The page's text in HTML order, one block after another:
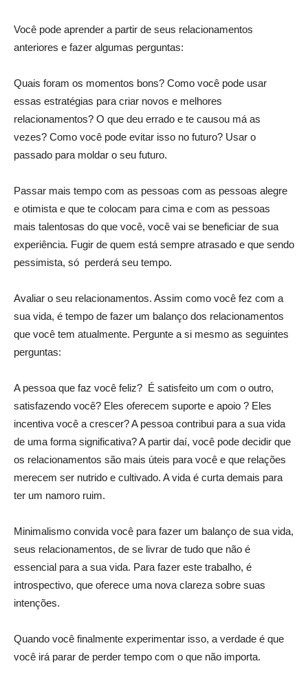
Você pode aprender a partir de seus relacionamentos
anteriores e fazer algumas perguntas:
Quais foram os momentos bons? Como você pode usar
essas estratégias para criar novos e melhores
relacionamentos? O que deu errado e te causou má as
vezes? Como você pode evitar isso no futuro? Usar o
passado para moldar o seu futuro.
Passar mais tempo com as pessoas com as pessoas alegre
e otimista e que te colocam para cima e com as pessoas
mais talentosas do que você, você vai se beneficiar de sua
experiência. Fugir de quem está sempre atrasado e que sendo
pessimista, só perderá seu tempo.
Avaliar o seu relacionamentos. Assim como você fez com a
sua vida, é tempo de fazer um balanço dos relacionamentos
que você tem atualmente. Pergunte a si mesmo as seguintes
perguntas:
A pessoa que faz você feliz? É satisfeito um com o outro,
satisfazendo você? Eles oferecem suporte e apoio ? Eles
incentiva você a crescer? A pessoa contribui para a sua vida
de uma forma significativa? A partir daí, você pode decidir que
os relacionamentos são mais úteis para você e que relações
merecem ser nutrido e cultivado. A vida é curta demais para
ter um namoro ruim.
Minimalismo convida você para fazer um balanço de sua vida,
seus relacionamentos, de se livrar de tudo que não é
essencial para a sua vida. Para fazer este trabalho, é
introspectivo, que oferece uma nova clareza sobre suas
intenções.
Quando você finalmente experimentar isso, a verdade é que
você irá parar de perder tempo com o que não importa.